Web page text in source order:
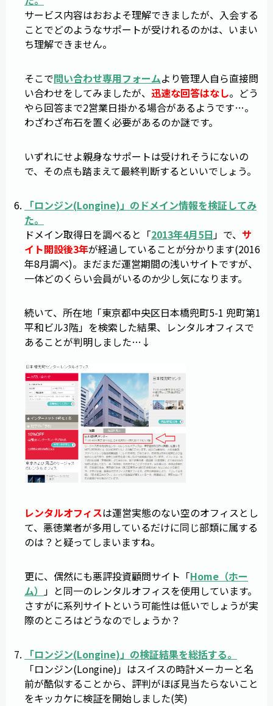
サービス内容はおおよそ理解できましたが、入会する
ことでどのようなサポートが受けれるのかは、いまい
ち理解できません。
そこで問い合わせ専用フォームより管理人自ら直接問
い合わせをしてみましたが、 迅速な回答はなし。どう
やら回答まで2営業日掛かる場合があるようです…。
わざわざ布石を置く必要があるのか謎です。
いずれにせよ親身なサポートは受けれそうにないの
で、その点も踏まえて最終判断するといいでしょう。
「ロンジン(Longine)」のドメイン情報を検証してみ
た。
ドメイン取得日を調べると「2013年4月5日 」で、 サ
イト開設後3年が経過していることが分かります(2016
年8月調べ)。まだまだ運営期間の浅いサイトですが、
一体どのくらい会員がいるのか少し気になります。
続いて、所在地「東京都中央区日本橋兜町5-1 兜町第1
平和ビル3階」を検索した結果、レンタルオフィスで
あることが判明しました…↓
レンタルオフィスは運営実態のない空のオフィスとし
て、悪徳業者が多用しているだけに同じ部類に属する
のは？と疑ってしまいますね。
更に、偶然にも悪評投資顧問サイト「Home（ホー
ム） 」と同一のレンタルオフィスを使用しています。
さすがに系列サイトという可能性は低いでしょうが実
際のところはどうなのでしょうか？
「ロンジン(Longine)」の検証結果を総括する。
「ロンジン(Longine)」はスイスの時計メーカーと名
前が酷似することから、評判がほぼ見当たらないこと
をキッカケに検証を開始しました(笑)